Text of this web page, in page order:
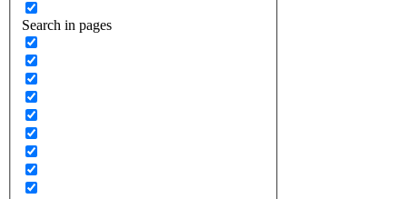
Search in pages